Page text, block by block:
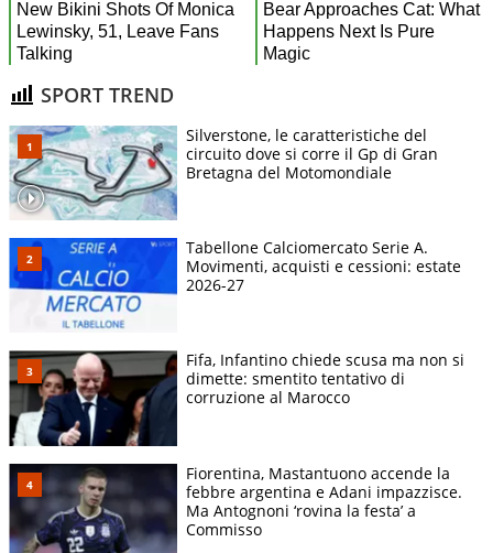
SPORT TREND
Silverstone, le caratteristiche del
circuito dove si corre il Gp di Gran
Bretagna del Motomondiale
Tabellone Calciomercato Serie A.
Movimenti, acquisti e cessioni: estate
2026-27
Fifa, Infantino chiede scusa ma non si
dimette: smentito tentativo di
corruzione al Marocco
Fiorentina, Mastantuono accende la
febbre argentina e Adani impazzisce.
Ma Antognoni ‘rovina la festa’ a
Commisso